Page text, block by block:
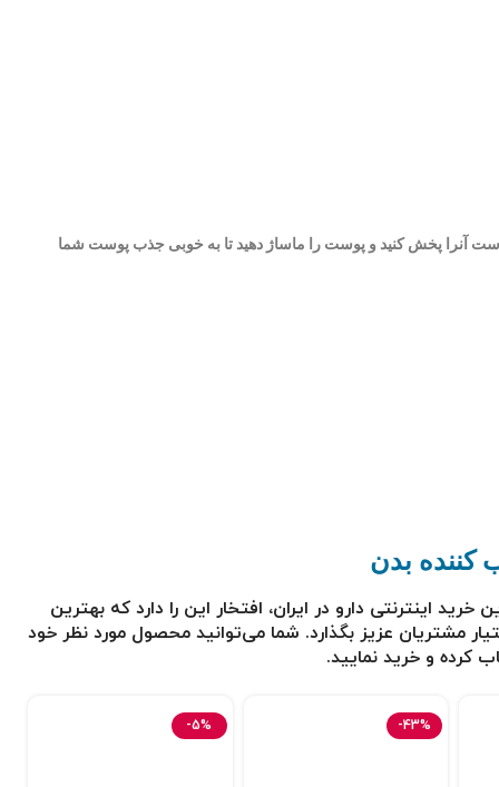
کنید و به خوبی روی سطح پوست آنرا پخش کنید و پوست را ماساژ دهید تا به خوبی جذب پوست شما
کننده بدن
خرید اینترنتی دارو در ایران، افتخار این را دارد که بهترین
مشتریان عزیز بگذارد. شما می‌توانید محصول مورد نظر خود
کرده و خرید نمایید.
-43%
-5%